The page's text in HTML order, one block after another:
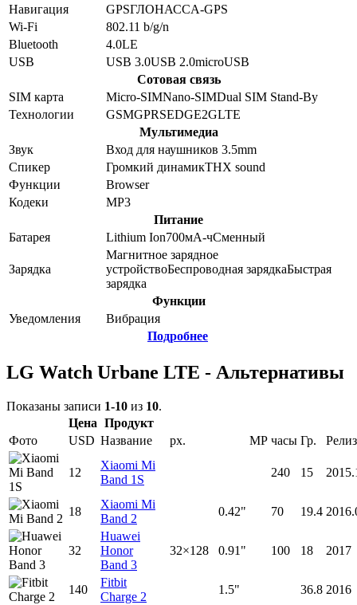
Навигация
GPSГЛОНАССA-GPS
Wi-Fi
802.11 b/g/n
Bluetooth
4.0LE
USB
USB 3.0USB 2.0microUSB
Сотовая связь
SIM карта
Micro-SIMNano-SIMDual SIM Stand-By
Технологии
GSMGPRSEDGE2GLTE
Мультимедиа
Звук
Вход для наушников 3.5mm
Спикер
Громкий динамикTHX sound
Функции
Browser
Кодеки
MP3
Питание
Батарея
Lithium Ion700мА-чСменный
Зарядка
Магнитное зарядное
устройствоБеспроводная зарядкаБыстрая
зарядка
Функции
Уведомления
Вибрация
Подробнее
LG Watch Urbane LTE - Альтернативы
Показаны записи 1-10 из 10.
Цена Продукт
Фото
USD Название px. MP часы Гр. Релиз
12
Xiaomi Mi
Band 1S
240 15
18
Xiaomi Mi
Band 2
0.42" 70 19.4
32
Huawei
Honor
Band 3
32×128 0.91" 100 18 2017
140
Fitbit
Charge 2
1.5" 36.8 2016